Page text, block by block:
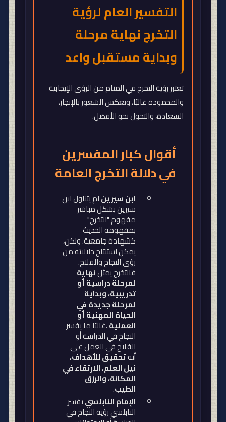
التفسير العام لرؤية
التخرج نهاية مرحلة
وبداية مستقبل واعد
تعتبر رؤية التخرج في المنام من الرؤى الإيجابية
والمحمودة غالبًا، وتعكس الشعور بالإنجاز،
السعادة، والتحول نحو الأفضل.
أقوال كبار المفسرين
في دلالة التخرج العامة
ابن سيرينلم يتناول ابن
سيرين بشكل مباشر
مفهوم "التخرج"
بمفهومه الحديث
كشهادة جامعية. ولكن،
يمكن استنتاج دلالاته من
رؤى النجاح والفلاح.
فالتخرج يمثلنهاية
لمرحلة دراسية أو
تدريبية، وبداية
لمرحلة جديدة في
الحياة المهنية أو
العملية.غالبًا ما يفسر
النجاح في الدراسة أو
الفلاح في العمل على
أنهتحقيق للأهداف،
نيل العلم، الارتقاء في
المكانة، والرزق
الطيب.
الإمام النابلسييفسر
النابلسي رؤية النجاح في